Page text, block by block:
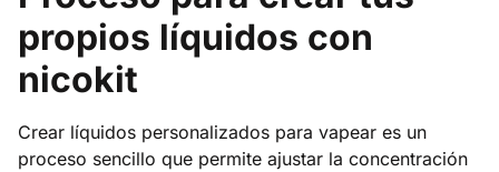
propios líquidos con
nicokit
Crear líquidos personalizados para vapear es un
proceso sencillo que permite ajustar la concentración